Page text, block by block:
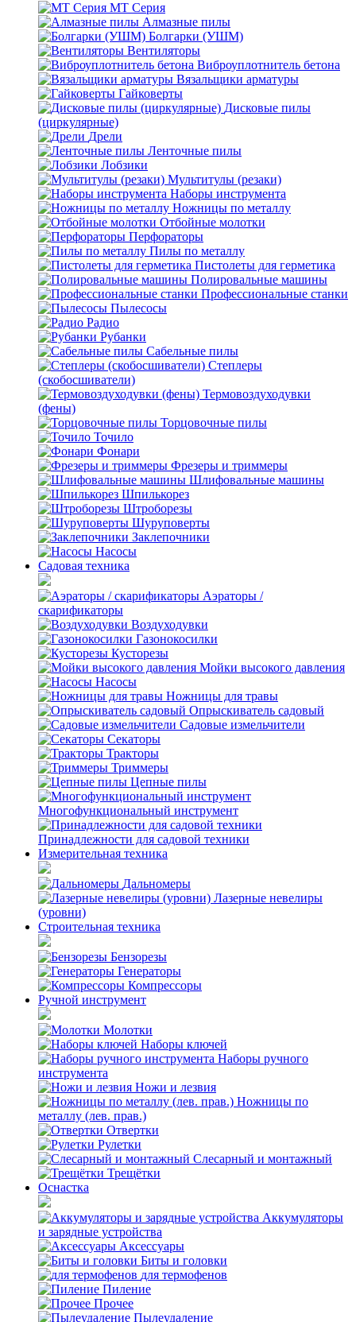
MT Серия
Алмазные пилы
Болгарки (УШМ)
Вентиляторы
Виброуплотнитель бетона
Вязальщики арматуры
Гайковерты
Дисковые пилы
(циркулярные)
Дрели
Ленточные пилы
Лобзики
Мультитулы (резаки)
Наборы инструмента
Ножницы по металлу
Отбойные молотки
Перфораторы
Пилы по металлу
Пистолеты для герметика
Полировальные машины
Профессиональные станки
Пылесосы
Радио
Рубанки
Сабельные пилы
Степлеры
(скобосшиватели)
Термовоздуходувки
(фены)
Торцовочные пилы
Точило
Фонари
Фрезеры и триммеры
Шлифовальные машины
Шпилькорез
Штроборезы
Шуруповерты
Заклепочники
Насосы
Садовая техника
Аэраторы /
скарификаторы
Воздуходувки
Газонокосилки
Кусторезы
Мойки высокого давления
Насосы
Ножницы для травы
Опрыскиватель садовый
Садовые измельчители
Секаторы
Тракторы
Триммеры
Цепные пилы
Многофункциональный инструмент
Принадлежности для садовой техники
Измерительная техника
Дальномеры
Лазерные невелиры
(уровни)
Строительная техника
Бензорезы
Генераторы
Компрессоры
Ручной инструмент
Молотки
Наборы ключей
Наборы ручного
инструмента
Ножи и лезвия
Ножницы по
металлу (лев. прав.)
Отвертки
Рулетки
Слесарный и монтажный
Трещётки
Оснастка
Аккумуляторы
и зарядные устройства
Аксессуары
Биты и головки
для термофенов
Пиление
Прочее
Пылеудаление